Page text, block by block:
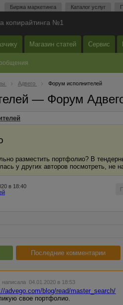
Биржа маркетинга Каталог услуг
копирайтинга №1
Магазин статей Сервис
Адвего Форум исполнителей
— Форум
разместить портфолио? В
у других авторов посмотреть, не
в 18:40
Последние комментарии
написала 04.01.2020 в 18:53
advego.com/blog/read/master_search/
свое портфолио.